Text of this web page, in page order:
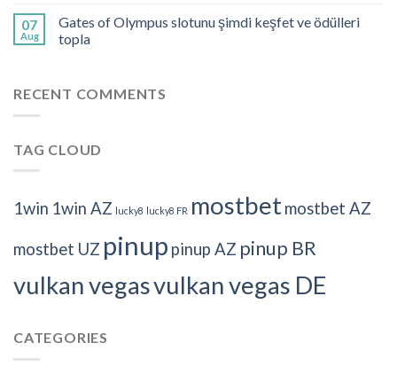
07
Aug
Gates of Olympus slotunu şimdi keşfet ve ödülleri
topla
RECENT COMMENTS
TAG CLOUD
1win 1win AZ lucky8 lucky8 FR mostbetmostbet AZ
mostbet UZ pinup pinup AZ pinup BR
vulkan vegasvulkan vegas DE
CATEGORIES